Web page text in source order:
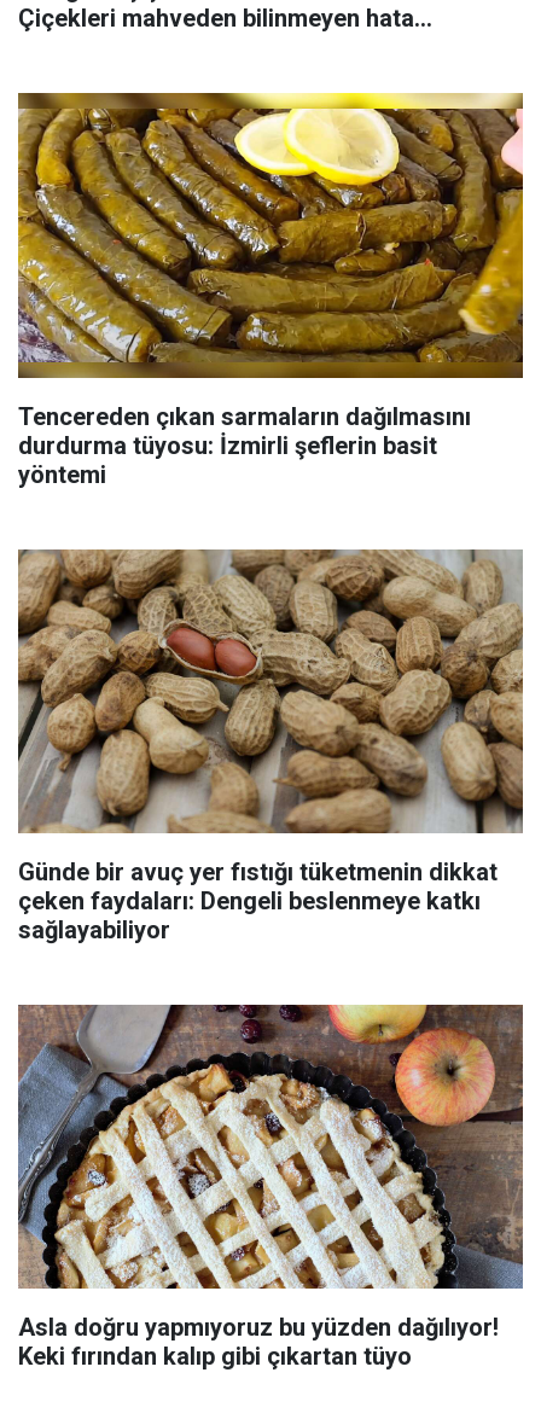
Çiçekleri mahveden bilinmeyen hata...
Tencereden çıkan sarmaların dağılmasını
durdurma tüyosu: İzmirli şeflerin basit
yöntemi
Günde bir avuç yer fıstığı tüketmenin dikkat
çeken faydaları: Dengeli beslenmeye katkı
sağlayabiliyor
Asla doğru yapmıyoruz bu yüzden dağılıyor!
Keki fırından kalıp gibi çıkartan tüyo